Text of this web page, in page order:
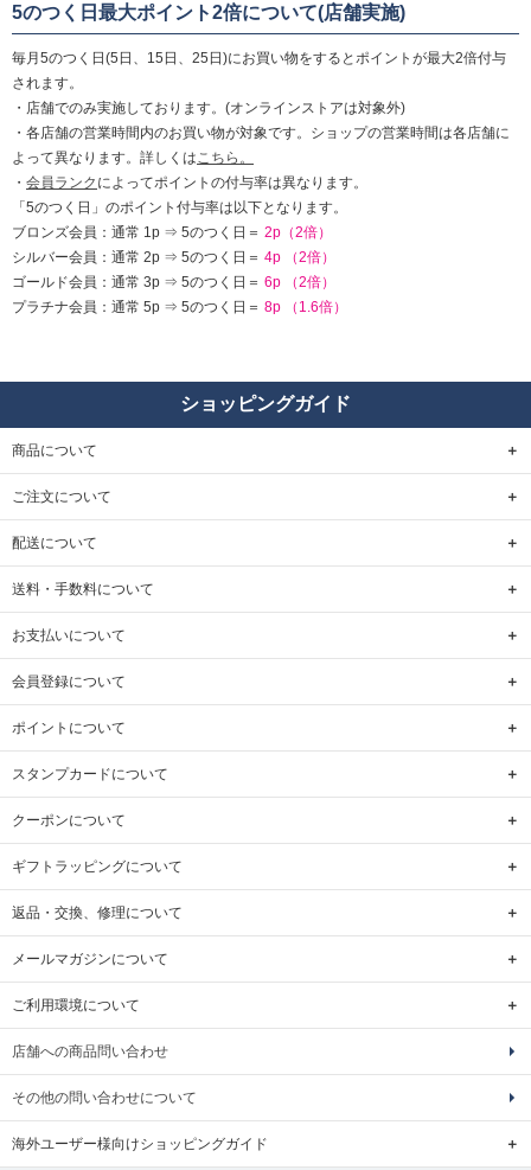
5のつく日最大ポイント2倍について(店舗実施)
毎月5のつく日(5日、15日、25日)にお買い物をするとポイントが最大2倍付与
されます。
・店舗でのみ実施しております。(オンラインストアは対象外)
・各店舗の営業時間内のお買い物が対象です。ショップの営業時間は各店舗に
よって異なります。詳しくはこちら。
・ 会員ランク によってポイントの付与率は異なります。
「5のつく日」のポイント付与率は以下となります。
ブロンズ会員：通常 1p ⇒ 5のつく日＝ 2p（2倍）
シルバー会員：通常 2p ⇒ 5のつく日＝ 4p （2倍）
ゴールド会員：通常 3p ⇒ 5のつく日＝ 6p （2倍）
プラチナ会員：通常 5p ⇒ 5のつく日＝ 8p （1.6倍）
ショッピングガイド
商品について
ご注文について
配送について
送料・手数料について
お支払いについて
会員登録について
ポイントについて
スタンプカードについて
クーポンについて
ギフトラッピングについて
返品・交換、修理について
メールマガジンについて
ご利用環境について
店舗への商品問い合わせ
その他の問い合わせについて
海外ユーザー様向けショッピングガイド